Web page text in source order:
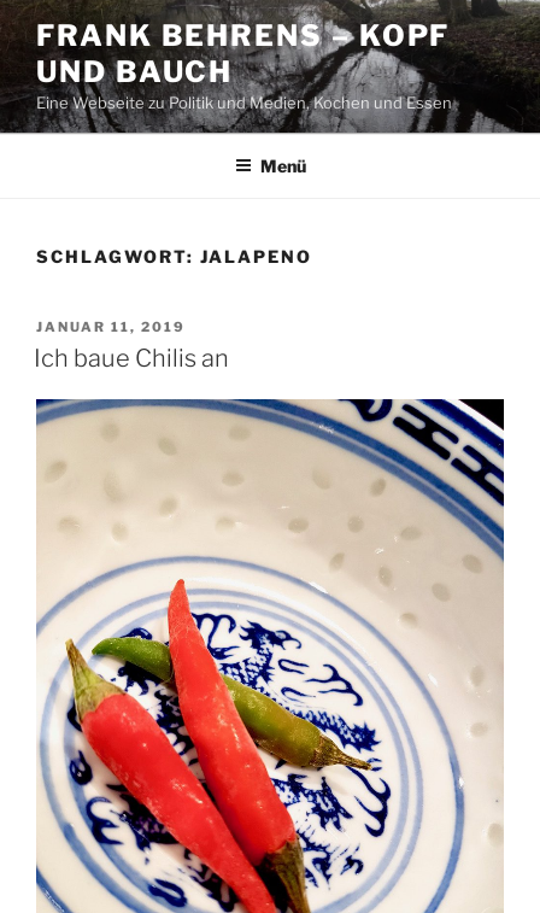
Zum
Inhalt
springen
FRANK BEHRENS – KOPF
UND BAUCH
Eine Webseite zu Politik und Medien, Kochen und Essen
Menü
SCHLAGWORT: JALAPENO
VERÖFFENTLICHT
AM
JANUAR 11, 2019
Ich baue Chilis an